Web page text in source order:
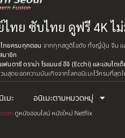
ไทย ซับไทย ดูฟรี 4K ไ
ทยครบทุกตอน จากทุกสตูดิโอดัง ทั้งญี่ปุ่น จีน แ
มาชิก
นตาซี ดราม่า โรแมนซ์ อีจิ (Ecchi) และเฮนไตเต็
มสุดยอดความบันเทิงจากโลกอนิเมะไว้ครบที่สุดใ
มะ อนิเมะตามหมวดหมู่
ดูหนังออนไลน์ หนังใหม่ Netflix